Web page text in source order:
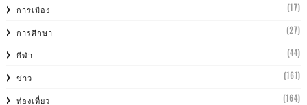
การเมือง (17)
การศีกษา (27)
กีฬา (44)
ข่าว (161)
ท่องเที่ยว (164)